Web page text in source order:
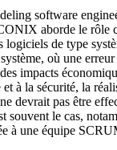
software
aborde le rôle
logiciels de type
où une
impacts
et à la sécurité, la
devrait pas être
souvent le cas,
à une équipe